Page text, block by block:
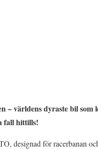
– världens dyraste bil som
fall hittills!
designad för racerbanan